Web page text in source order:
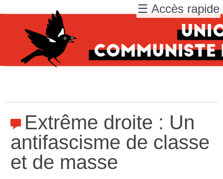
Extrême droite : Un
antifascisme de classe
et de masse
☰ Accès rapide